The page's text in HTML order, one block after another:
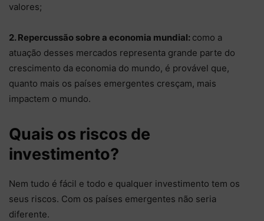
valores;
2. Repercussão sobre a economia mundial: como a
atuação desses mercados representa grande parte do
crescimento da economia do mundo, é provável que,
quanto mais os países emergentes cresçam, mais
impactem o mundo.
Quais os riscos de
investimento?
Nem tudo é fácil e todo e qualquer investimento tem os
seus riscos. Com os países emergentes não seria
diferente.